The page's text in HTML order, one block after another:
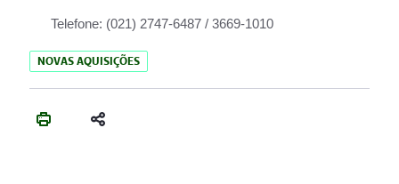
Telefone: (021) 2747-6487 / 3669-1010
NOVAS AQUISIÇÕES